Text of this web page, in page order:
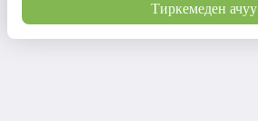
Тиркемеден ачуу